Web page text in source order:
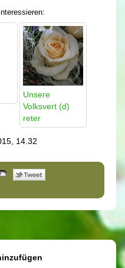
Unsere
Volksvert (d)
reter
14.32